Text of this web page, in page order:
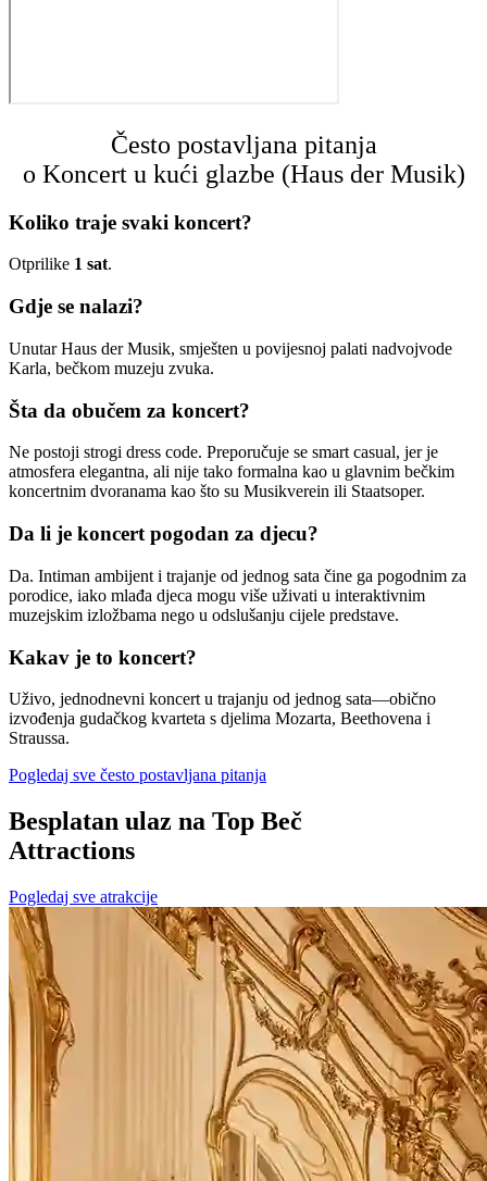
Često postavljana pitanja
o Koncert u kući glazbe (Haus der Musik)
Koliko traje svaki koncert?
Otprilike 1 sat.
Gdje se nalazi?
Unutar Haus der Musik, smješten u povijesnoj palati nadvojvode
Karla, bečkom muzeju zvuka.
Šta da obučem za koncert?
Ne postoji strogi dress code. Preporučuje se smart casual, jer je
atmosfera elegantna, ali nije tako formalna kao u glavnim bečkim
koncertnim dvoranama kao što su Musikverein ili Staatsoper.
Da li je koncert pogodan za djecu?
Da. Intiman ambijent i trajanje od jednog sata čine ga pogodnim za
porodice, iako mlađa djeca mogu više uživati u interaktivnim
muzejskim izložbama nego u odslušanju cijele predstave.
Kakav je to koncert?
Uživo, jednodnevni koncert u trajanju od jednog sata—obično
izvođenja gudačkog kvarteta s djelima Mozarta, Beethovena i
Straussa.
Pogledaj sve često postavljana pitanja
Besplatan ulaz na Top Beč
Attractions
Pogledaj sve atrakcije